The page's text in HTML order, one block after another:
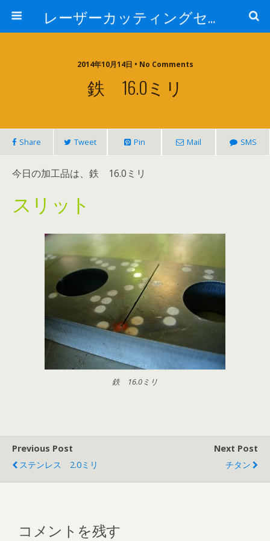
レーザーカッティングセンター 株式会社 中本鉄工所
2014年10月14日 • No Comments
鉄 16.0ミリ
Share Tweet Pin Mail SMS
今日の加工品は、鉄 16.0ミリ
スリット
鉄 16.0ミリ
Previous Post
ステンレス 2.0ミリ
Next Post
チタン
コメントを残す